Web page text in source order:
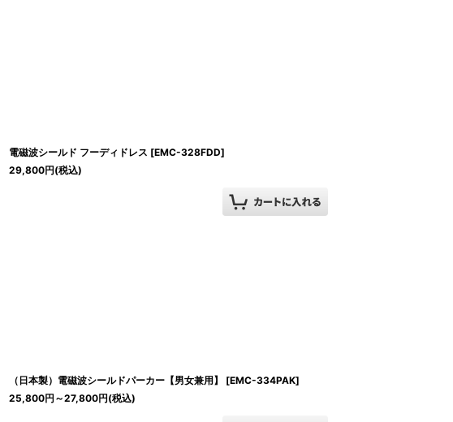
電磁波シールド フーディドレス [EMC-328FDD]
29,800円(税込)
（日本製）電磁波シールドパーカー【男女兼用】 [EMC-334PAK]
25,800円 ～27,800円(税込)